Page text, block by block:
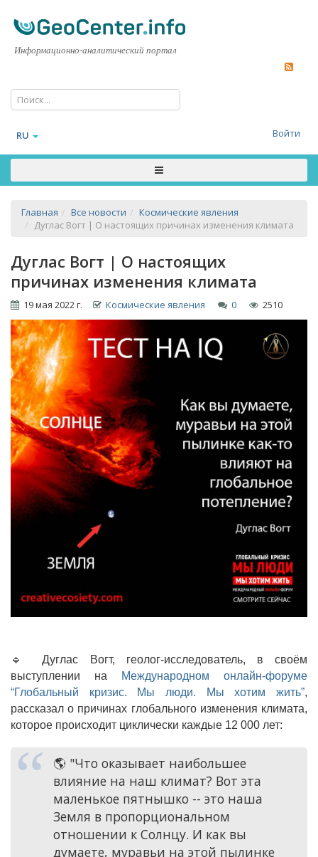
Информационно-аналитический портал
RU Войти
Главная Все новости
Космические явления
Дуглас Вогт | О настоящих причинах изменения климата
Дуглас Вогт | О настоящих
причинах изменения климата
19 мая 2022 г. Космические явления 0 2510
🔹 Дуглас Вогт, геолог-исследователь, в своём
выступлении на
Международном онлайн-форуме
“Глобальный кризис. Мы люди. Мы хотим жить”,
рассказал о причинах глобального изменения климата,
которое происходит циклически каждые 12 000 лет:
🌎 "Что оказывает наибольшее
влияние на наш климат? Вот эта
маленькое пятнышко -- это наша
Земля в пропорциональном
отношении к Солнцу. И как вы
думаете, муравьи на этой пылинке